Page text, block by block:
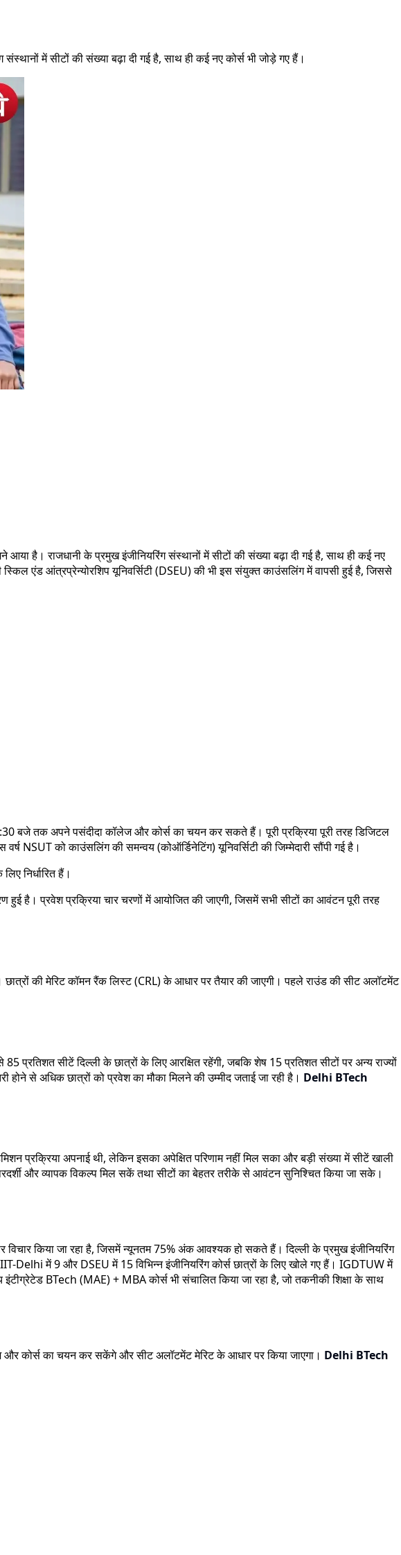
में सीटों की संख्या बढ़ा दी गई है, साथ ही कई नए कोर्स भी जोड़े गए हैं।
आया है। राजधानी के प्रमुख इंजीनियरिंग संस्थानों में सीटों की संख्या बढ़ा दी गई है, साथ ही कई नए
एंड आंत्रप्रेन्योरशिप यूनिवर्सिटी (DSEU) की भी इस संयुक्त काउंसलिंग में वापसी हुई है, जिससे
बजे तक अपने पसंदीदा कॉलेज और कोर्स का चयन कर सकते हैं। पूरी प्रक्रिया पूरी तरह डिजिटल
को काउंसलिंग की समन्वय (कोऑर्डिनेटिंग) यूनिवर्सिटी की जिम्मेदारी सौंपी गई है।
निर्धारित हैं।
है। प्रवेश प्रक्रिया चार चरणों में आयोजित की जाएगी, जिसमें सभी सीटों का आवंटन पूरी तरह
की मेरिट कॉमन रैंक लिस्ट (CRL) के आधार पर तैयार की जाएगी। पहले राउंड की सीट अलॉटमेंट
प्रतिशत सीटें दिल्ली के छात्रों के लिए आरक्षित रहेंगी, जबकि शेष 15 प्रतिशत सीटों पर अन्य राज्यों
से अधिक छात्रों को प्रवेश का मौका मिलने की उम्मीद जताई जा रही है। Delhi BTech
प्रक्रिया अपनाई थी, लेकिन इसका अपेक्षित परिणाम नहीं मिल सका और बड़ी संख्या में सीटें खाली
और व्यापक विकल्प मिल सकें तथा सीटों का बेहतर तरीके से आवंटन सुनिश्चित किया जा सके।
किया जा रहा है, जिसमें न्यूनतम 75% अंक आवश्यक हो सकते हैं। दिल्ली के प्रमुख इंजीनियरिंग
Delhi में 9 और DSEU में 15 विभिन्न इंजीनियरिंग कोर्स छात्रों के लिए खोले गए हैं। IGDTUW में
BTech (MAE) + MBA कोर्स भी संचालित किया जा रहा है, जो तकनीकी शिक्षा के साथ
कोर्स का चयन कर सकेंगे और सीट अलॉटमेंट मेरिट के आधार पर किया जाएगा। Delhi BTech